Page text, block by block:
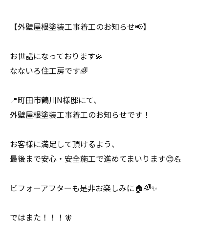
【外壁屋根塗装工事着工のお知らせ📢】
お世話になっております💫
なないろ住工房です🌈
📍町田市鶴川N様邸にて、
外壁屋根塗装工事着工のお知らせです！
お客様に満足して頂けるよう、
最後まで安心・安全施工で進めてまいります😊💪
ビフォーアフターも是非お楽しみに🏠🌈✨
ではまた！！！🧚